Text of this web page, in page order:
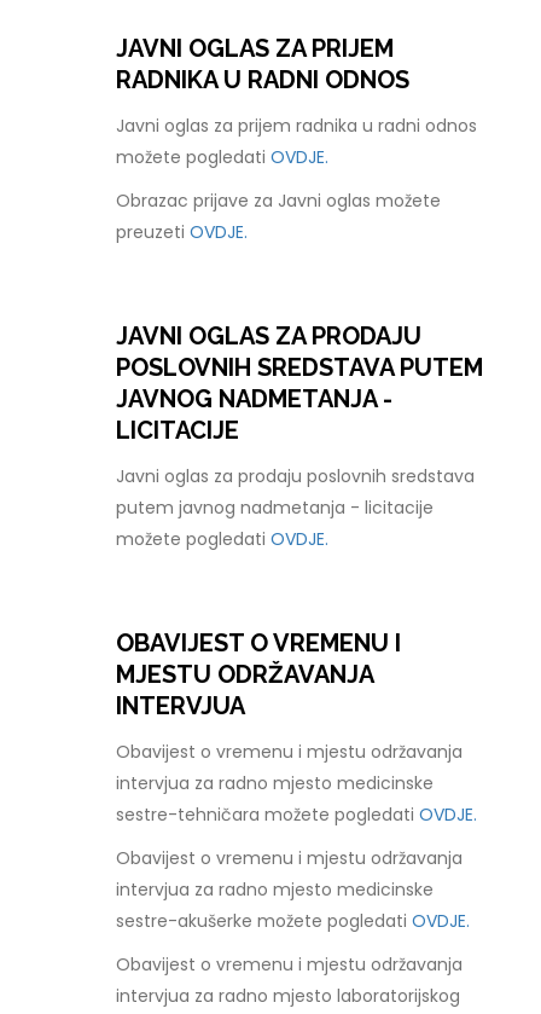
JAVNI OGLAS ZA PRIJEM
RADNIKA U RADNI ODNOS
Javni oglas za prijem radnika u radni odnos
možete pogledatiOVDJE.
Obrazac prijave za Javni oglas možete
preuzetiOVDJE.
JAVNI OGLAS ZA PRODAJU
POSLOVNIH SREDSTAVA PUTEM
JAVNOG NADMETANJA -
LICITACIJE
Javni oglas za prodaju poslovnih sredstava
putem javnog nadmetanja - licitacije
možete pogledatiOVDJE.
OBAVIJEST O VREMENU I
MJESTU ODRŽAVANJA
INTERVJUA
Obavijest o vremenu i mjestu održavanja
intervjua za radno mjesto medicinske
sestre-tehničara možete pogledatiOVDJE.
Obavijest o vremenu i mjestu održavanja
intervjua za radno mjesto medicinske
sestre-akušerke možete pogledatiOVDJE.
Obavijest o vremenu i mjestu održavanja
intervjua za radno mjesto laboratorijskog